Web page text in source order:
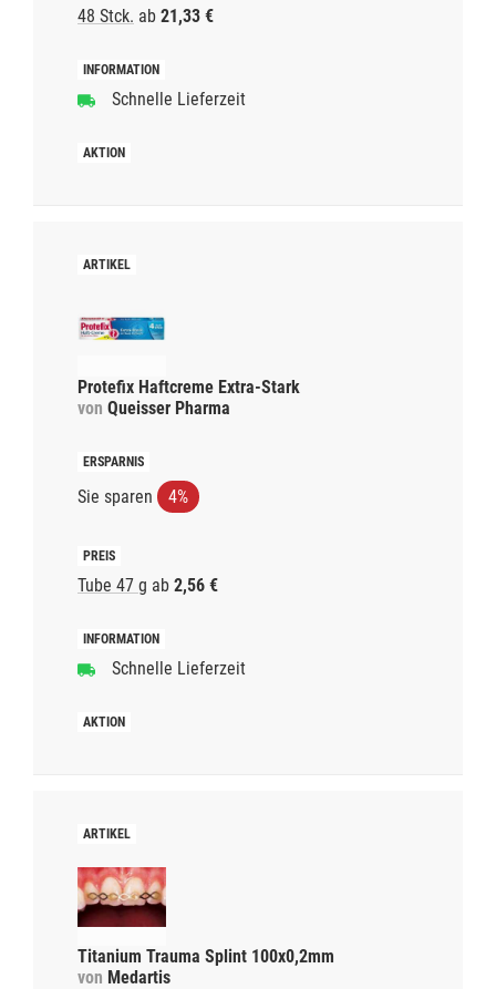
48 Stck. ab 21,33 €
Schnelle Lieferzeit
Protefix Haftcreme Extra-Stark
von Queisser Pharma
Sie sparen 4%
Tube 47 g ab 2,56 €
Schnelle Lieferzeit
Titanium Trauma Splint 100x0,2mm
von Medartis